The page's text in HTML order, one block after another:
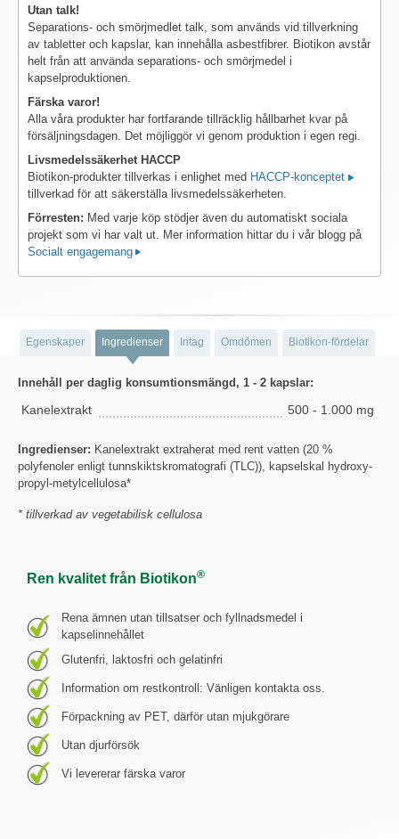
Utan talk!
Separations- och smörjmedlet talk, som används vid tillverkning
av tabletter och kapslar, kan innehålla asbestfibrer. Biotikon avstår
helt från att använda separations- och smörjmedel i
kapselproduktionen.
Färska varor!
Alla våra produkter har fortfarande tillräcklig hållbarhet kvar på
försäljningsdagen. Det möjliggör vi genom produktion i egen regi.
Livsmedelssäkerhet HACCP
Biotikon-produkter tillverkas i enlighet med HACCP-konceptet
tillverkad för att säkerställa livsmedelssäkerheten.
Förresten: Med varje köp stödjer även du automatiskt sociala
projekt som vi har valt ut. Mer information hittar du i vår blogg på
Socialt engagemang
Egenskaper Ingredienser Intag Omdömen Biotikon-fördelar
Innehåll per daglig konsumtionsmängd, 1 - 2 kapslar:
Kanelextrakt 500 - 1.000 mg
Ingredienser: Kanelextrakt extraherat med rent vatten (20 %
polyfenoler enligt tunnskiktskromatografi (TLC)), kapselskal hydroxy-
propyl-metylcellulosa*
* tillverkad av vegetabilisk cellulosa
Ren kvalitet från Biotikon®
Rena ämnen utan tillsatser och fyllnadsmedel i
kapselinnehållet
Glutenfri, laktosfri och gelatinfri
Information om restkontroll: Vänligen kontakta oss.
Förpackning av PET, därför utan mjukgörare
Utan djurförsök
Vi levererar färska varor